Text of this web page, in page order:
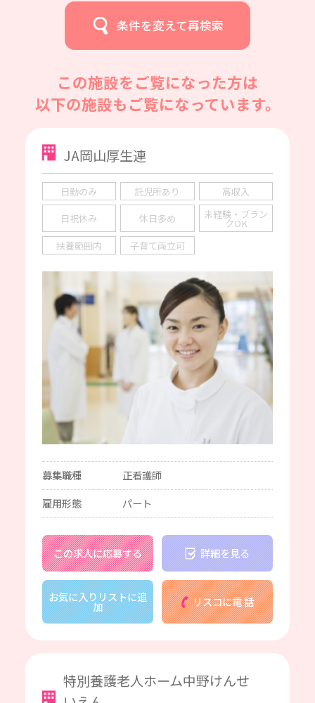
条件を変えて再検索
この施設をご覧になった方は
以下の施設もご覧になっています。
JA岡山厚生連
日勤のみ 託児所あり 高収入
日祝休み 休日多め 未経験・ブラン
クOK
扶養範囲内
子育て両立可
募集職種
正看護師
雇用形態
パート
この求人に応募する 詳細を見る
お気に入りリストに追
加 リスコに電 話
特別養護老人ホーム中野けんせ